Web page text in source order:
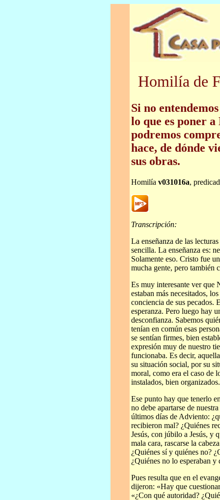
Homilía de
Si no
lo que es poner
podremos
hace, de dónde
sus obras.
Homilía v031016a,
Transcripción:
La enseñanza de las
sencilla. La enseñanza es:
Solamente eso. Cristo fue
mucha gente, pero también
Es muy interesante ver que
estaban más necesitados,
conciencia de sus pecados.
esperanza. Pero luego hay
desconfianza. Sabemos
tenían en común esas
se sentían firmes, bien
expresión muy de nuestro
funcionaba. Es decir,
su situación social, por su
moral, como era el caso de
instalados, bien organizados.
Ese punto hay que tenerlo
no debe apartarse de
últimos días de Adviento:
recibieron mal? ¿Quiénes
Jesús, con júbilo a Jesús, y
mala cara, rascarse la
¿Quiénes sí y quiénes no?
¿Quiénes no lo esperaban y
Pues resulta que en el
dijeron: «Hay que
«¿Con qué autoridad?